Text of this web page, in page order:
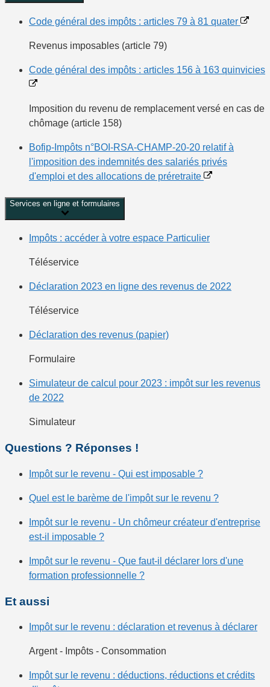
Code général des impôts : articles 79 à 81 quater
Revenus imposables (article 79)
Code général des impôts : articles 156 à 163 quinvicies
Imposition du revenu de remplacement versé en cas de
chômage (article 158)
Bofip-Impôts n°BOI-RSA-CHAMP-20-20 relatif à
l'imposition des indemnités des salariés privés
d'emploi et des allocations de préretraite
Services en ligne et formulaires
Impôts : accéder à votre espace Particulier
Téléservice
Déclaration 2023 en ligne des revenus de 2022
Téléservice
Déclaration des revenus (papier)
Formulaire
Simulateur de calcul pour 2023 : impôt sur les revenus
de 2022
Simulateur
Questions ? Réponses !
Impôt sur le revenu - Qui est imposable ?
Quel est le barème de l'impôt sur le revenu ?
Impôt sur le revenu - Un chômeur créateur d'entreprise
est-il imposable ?
Impôt sur le revenu - Que faut-il déclarer lors d'une
formation professionnelle ?
Et aussi
Impôt sur le revenu : déclaration et revenus à déclarer
Argent - Impôts - Consommation
Impôt sur le revenu : déductions, réductions et crédits